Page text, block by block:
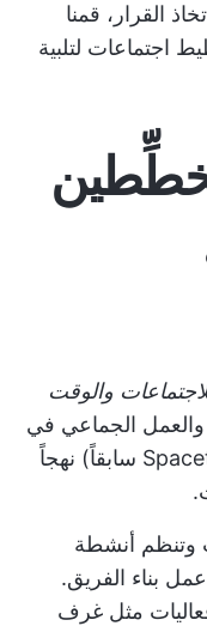
القرار، قمنا
10 أدوات تخطيط اجتماعات لتلبية
10 مخطِّطين
الجماعي في
اجتماعاتك؟ تقدم Pizzatime (Spacetime سابقاً) نهجاً
وتنظم أنشطة
بناء الفريق.
مثل غرف